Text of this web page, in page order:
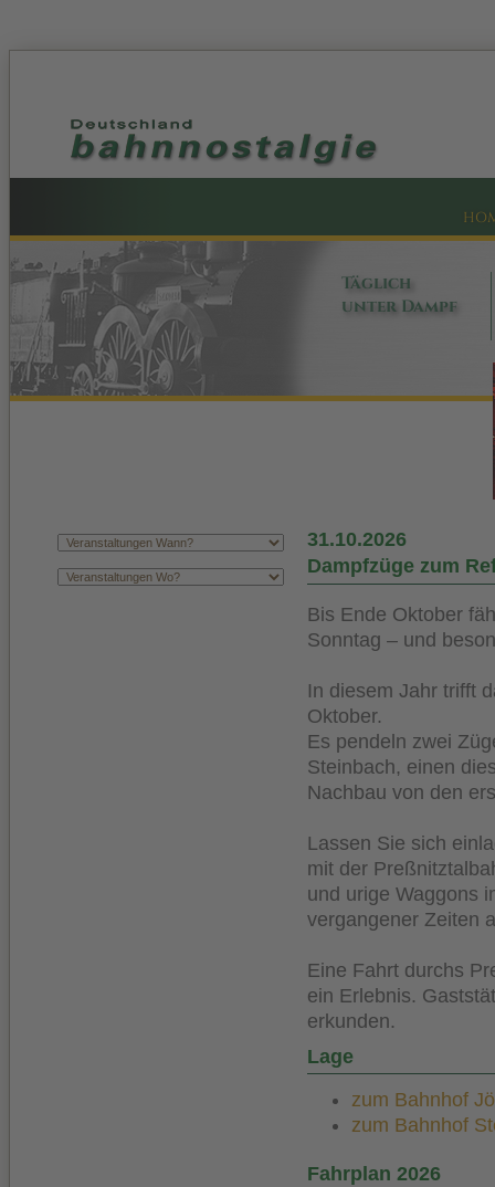
Täglich
unter Dampf
31.10.2026
Dampfzüge zum
Bis Ende Oktober
Sonntag – und
In diesem Jahr trifft
Oktober.
Es pendeln zwei
Steinbach, einen
Nachbau von den
Lassen Sie sich
mit der
und urige Waggons
vergangener Zeiten
Eine Fahrt durchs
ein Erlebnis.
erkunden.
Lage
zum Bahnhof
zum Bahnhof
Fahrplan 2026